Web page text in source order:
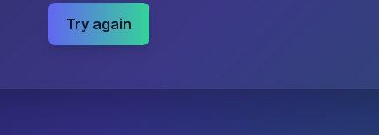
Try again